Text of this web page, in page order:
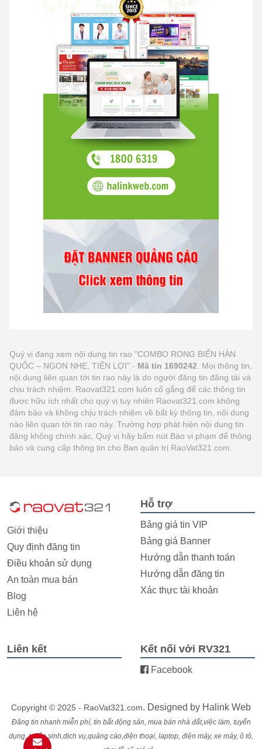
Quý vị đang xem nội dung tin rao "COMBO RONG BIỂN HÀN
QUỐC – NGON NHẸ, TIỆN LỢI" - Mã tin 1690242 . Mọi thông tin,
nội dung liên quan tới tin rao này là do người đăng tin đăng tải và
chịu trách nhiệm. Raovat321.com luôn cố gắng để các thông tin
được hữu ích nhất cho quý vị tuy nhiên Raovat321.com không
đảm bảo và không chịu trách nhiệm về bất kỳ thông tin, nội dung
nào liên quan tới tin rao này. Trường hợp phát hiện nội dung tin
đăng không chính xác, Quý vị hãy bấm nút Báo vi phạm để thông
báo và cung cấp thông tin cho Ban quản trị RaoVat321.com.
Giới thiệu
Quy định đăng tin
Điều khoản sử dụng
An toàn mua bán
Blog
Liên hệ
Hỗ trợ
Bảng giá tin VIP
Bảng giá Banner
Hướng dẫn thanh toán
Hướng dẫn đăng tin
Xác thực tài khoản
Liên kết Kết nối với RV321
Facebook
Copyright © 2025 - RaoVat321.com. Designed by Halink Web
Đăng tin nhanh miễn phí, tin bất động sản, mua bán nhà đất,việc làm, tuyển
dụng, tuyển sinh,dịch vụ,quảng cáo,điện thoại, laptop, điện máy, xe máy, ô tô,